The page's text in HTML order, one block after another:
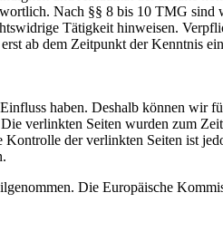
Nach §§ 8 bis 10 TMG
Tätigkeit hinweisen.
ab dem Zeitpunkt der Kenntnis
haben. Deshalb können wir
verlinkten Seiten wurden zum
der verlinkten Seiten ist
Die Europäische